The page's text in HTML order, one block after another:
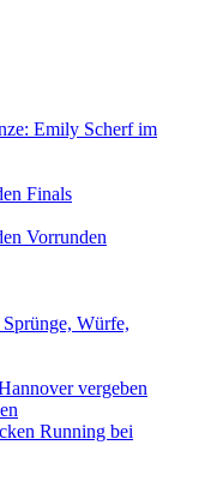
Emily Scherf im
Finals
Vorrunden
Würfe,
vergeben
Running bei